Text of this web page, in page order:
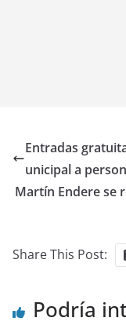
Entradas
unicipal a
Martín Endere se
Share This Post:
Podría